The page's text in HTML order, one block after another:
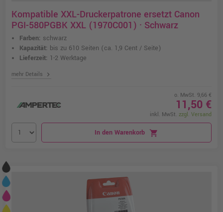
Kompatible XXL-Druckerpatrone ersetzt Canon
PGI-580PGBK XXL (1970C001) · Schwarz
Farben: schwarz
Kapazität: bis zu 610 Seiten (ca. 1,9 Cent / Seite)
Lieferzeit: 1-2 Werktage
mehr Details chevron_right
o. MwSt. 9,66 €
11,50 €
inkl. MwSt. zzgl. Versand
In den Warenkorb shopping_cart